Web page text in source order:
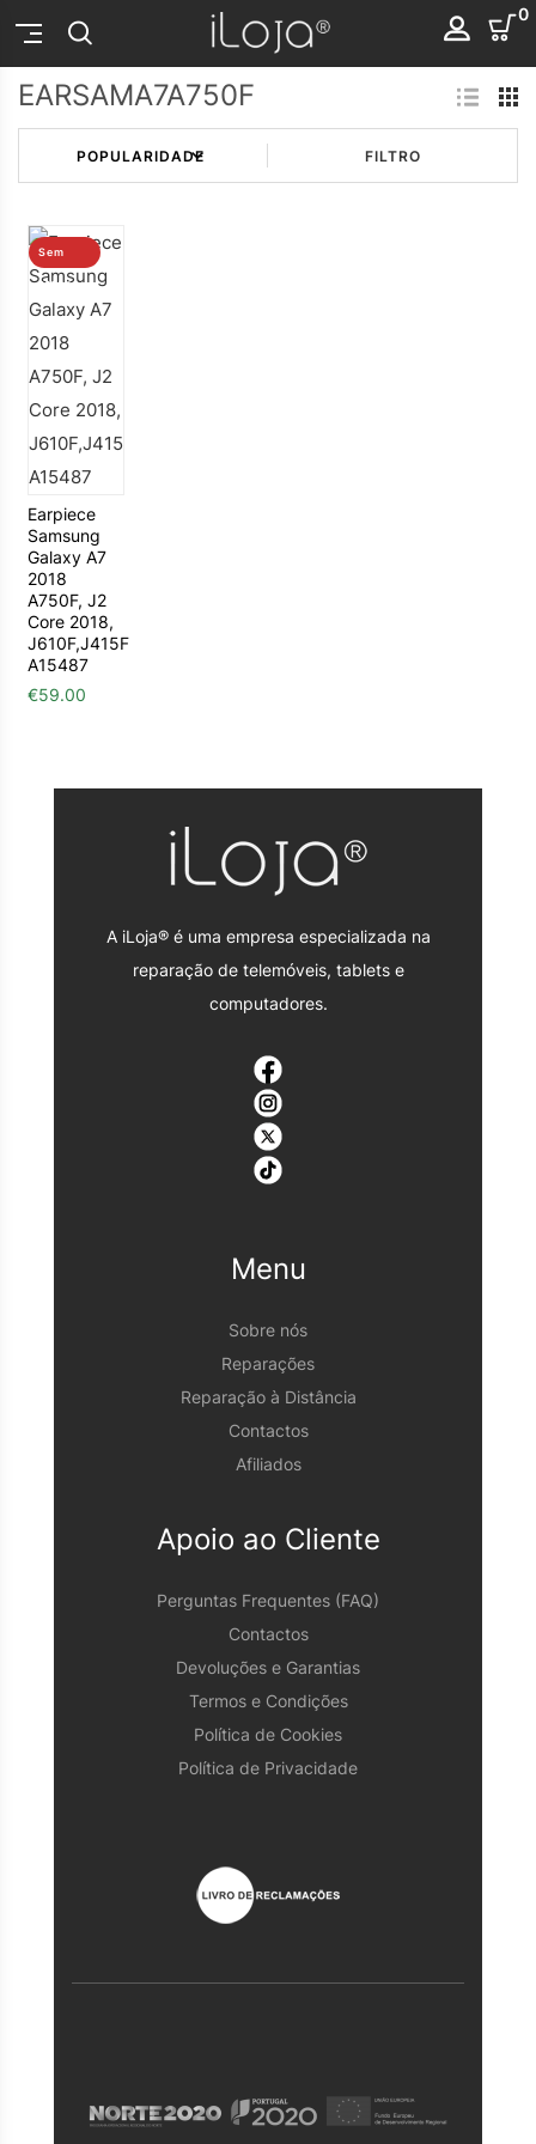
0
EARSAMA7A750F
FILTRO
Sem
stock
Earpiece
Samsung
Galaxy A7
2018
A750F, J2
Core 2018,
J610F,J415F
A15487
€59.00
A iLoja® é uma empresa especializada na
reparação de telemóveis, tablets e
computadores.
Menu
Sobre nós
Reparações
Reparação à Distância
Contactos
Afiliados
Apoio ao Cliente
Perguntas Frequentes (FAQ)
Contactos
Devoluções e Garantias
Termos e Condições
Política de Cookies
Política de Privacidade